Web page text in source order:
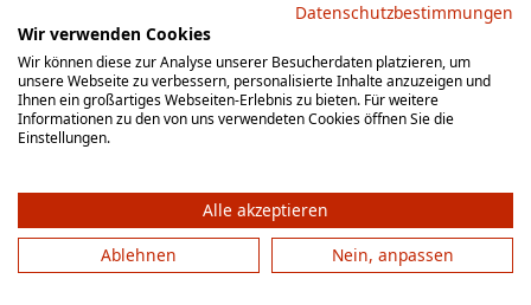
AGB Datenschutz
Impressum
Social Media
© 2012 - 2026 by gesellschaftsspieler-gesucht.de
Datenschutzbestimmungen
Wir verwenden Cookies
Wir können diese zur Analyse unserer Besucherdaten platzieren, um
unsere Webseite zu verbessern, personalisierte Inhalte anzuzeigen und
Ihnen ein großartiges Webseiten-Erlebnis zu bieten. Für weitere
Informationen zu den von uns verwendeten Cookies öffnen Sie die
Einstellungen.
Alle akzeptieren
Ablehnen
Nein, anpassen